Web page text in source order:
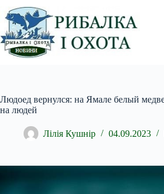
Перейти
до
вмісту
Людоед вернулся: на Ямале белый
на людей
Лілія Кушнір 04.09.2023